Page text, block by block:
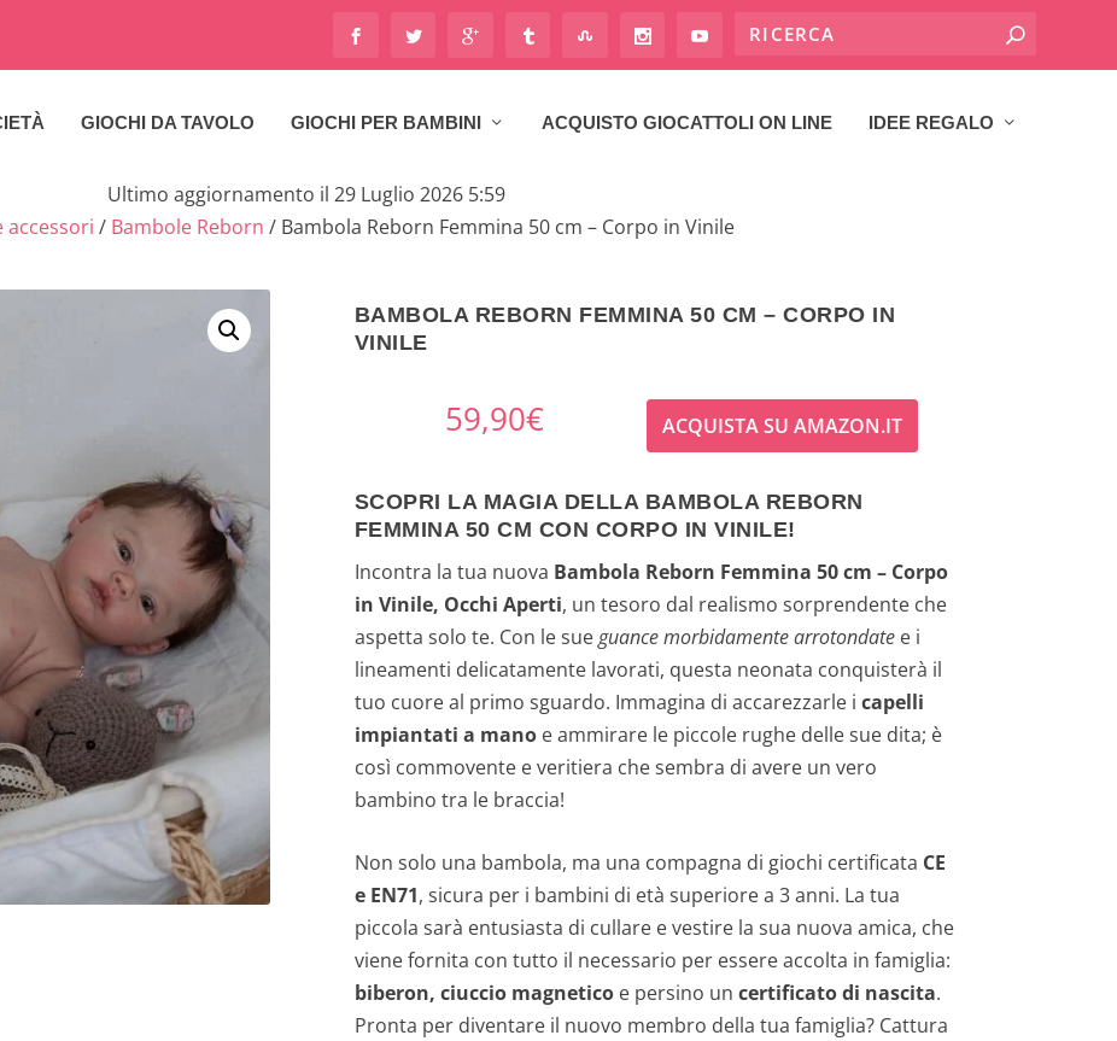
GIOCHI DA TAVOLO GIOCHI PER BAMBINI ACQUISTO GIOCATTOLI ON LINE IDEE REGALO
Ultimo aggiornamento il 29 Luglio 2026 5:59
accessori / Bambole Reborn / Bambola Reborn Femmina 50 cm – Corpo in Vinile
BAMBOLA REBORN FEMMINA 50 CM – CORPO IN
VINILE
59,90€ ACQUISTA SU AMAZON.IT
SCOPRI LA MAGIA DELLA BAMBOLA REBORN
FEMMINA 50 CM CON CORPO IN VINILE!
Incontra la tua nuova Bambola Reborn Femmina 50 cm – Corpo
in Vinile, Occhi Aperti, un tesoro dal realismo sorprendente che
aspetta solo te. Con le sueguance morbidamente arrotondatee i
lineamenti delicatamente lavorati, questa neonata conquisterà il
tuo cuore al primo sguardo. Immagina di accarezzarle i capelli
impiantati a manoe ammirare le piccole rughe delle sue dita; è
così commovente e veritiera che sembra di avere un vero
bambino tra le braccia!
Non solo una bambola, ma una compagna di giochi certificata CE
e EN71, sicura per i bambini di età superiore a 3 anni. La tua
piccola sarà entusiasta di cullare e vestire la sua nuova amica, che
viene fornita con tutto il necessario per essere accolta in famiglia:
biberon, ciuccio magneticoe persino un certificato di nascita.
Pronta per diventare il nuovo membro della tua famiglia? Cattura